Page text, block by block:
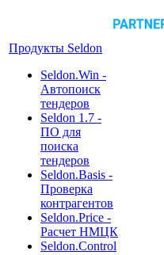
Продукты Seldon
Seldon.Win -
Автопоиск
тендеров
Seldon 1.7 -
ПО для
поиска
тендеров
Seldon.Basis -
Проверка
контрагентов
Seldon.Price -
Расчет НМЦК
Seldon.Control